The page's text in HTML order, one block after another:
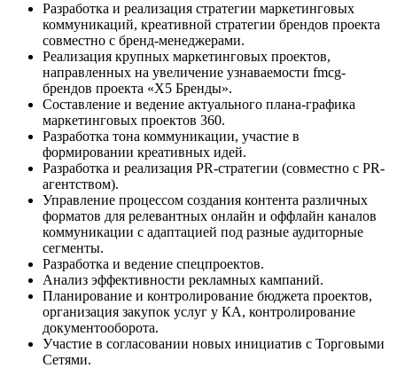
Разработка и реализация стратегии маркетинговых
коммуникаций, креативной стратегии брендов проекта
совместно с бренд-менеджерами.
Реализация крупных маркетинговых проектов,
направленных на увеличение узнаваемости fmcg-
брендов проекта «X5 Бренды».
Составление и ведение актуального плана-графика
маркетинговых проектов 360.
Разработка тона коммуникации, участие в
формировании креативных идей.
Разработка и реализация PR-стратегии (совместно с PR-
агентством).
Управление процессом создания контента различных
форматов для релевантных онлайн и оффлайн каналов
коммуникации с адаптацией под разные аудиторные
сегменты.
Разработка и ведение спецпроектов.
Анализ эффективности рекламных кампаний.
Планирование и контролирование бюджета проектов,
организация закупок услуг у КА, контролирование
документооборота.
Участие в согласовании новых инициатив с Торговыми
Сетями.